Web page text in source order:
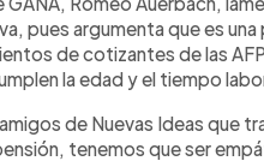
pues argumenta que es
de cotizantes de las
la edad y el tiempo
de Nuevas Ideas que
tenemos que ser